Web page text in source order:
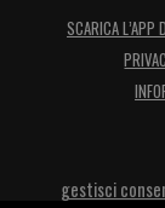
SCARICA L’APP
gestisci